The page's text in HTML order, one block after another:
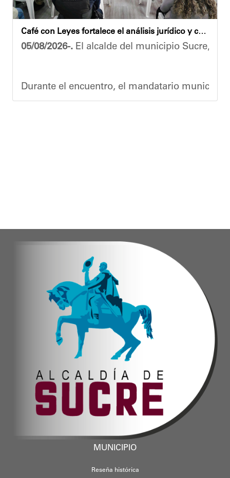
Finalmente, el ministro de Educación, Héctor
Esta jornada ratifica el esfuerzo articulado
Café con Leyes fortalece el análisis jurídico y constitucional en el municipio Sucre
05/08/2026-. El alcalde del municipio Sucre,
Durante el encuentro, el mandatario
Oskarina Rosso.
MUNICIPIO
Reseña histórica